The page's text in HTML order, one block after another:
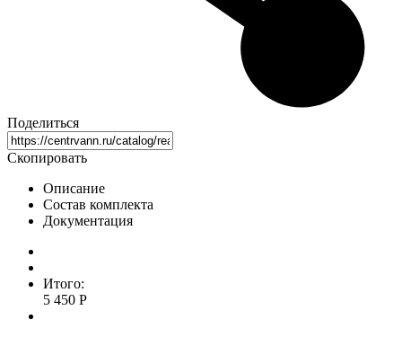
Поделиться
Скопировать
Описание
Состав комплекта
Документация
Итого:
5 450 Р